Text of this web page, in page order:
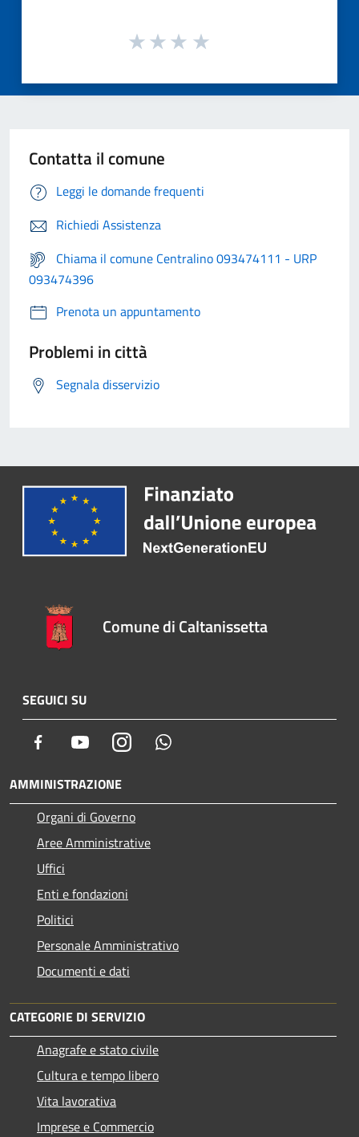
Contatta il comune
Leggi le domande frequenti
Richiedi Assistenza
Chiama il comune Centralino 093474111 - URP
093474396
Prenota un appuntamento
Problemi in città
Segnala disservizio
Comune di Caltanissetta
SEGUICI SU
Facebook YoutubeInstagram
AMMINISTRAZIONE
Organi di Governo
Aree Amministrative
Uffici
Enti e fondazioni
Politici
Personale Amministrativo
Documenti e dati
CATEGORIE DI SERVIZIO
Anagrafe e stato civile
Cultura e tempo libero
Vita lavorativa
Imprese e Commercio